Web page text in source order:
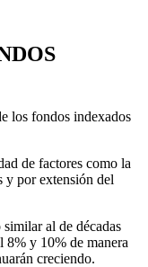
los fondos indexados
de factores como la
y por extensión del
al de décadas
8% y 10% de manera
creciendo.